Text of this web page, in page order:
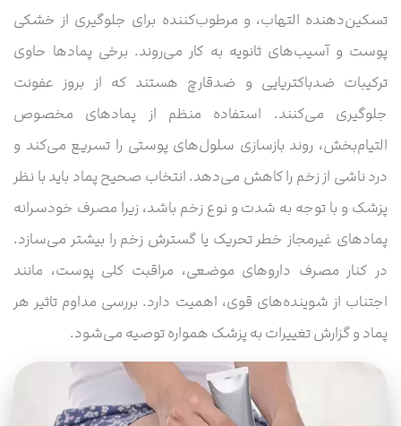
تسکین‌دهنده التهاب، و مرطوب‌کننده برای جلوگیری از خشکی
پوست و آسیب‌های ثانویه به کار می‌روند. برخی پمادها حاوی
ترکیبات ضدباکتریایی و ضدقارچ هستند که از بروز عفونت
جلوگیری می‌کنند. استفاده منظم از پمادهای مخصوص
التیام‌بخش، روند بازسازی سلول‌های پوستی را تسریع می‌کند و
درد ناشی از زخم را کاهش می‌دهد. انتخاب صحیح پماد باید با نظر
پزشک و با توجه به شدت و نوع زخم باشد، زیرا مصرف خودسرانه
پمادهای غیرمجاز خطر تحریک یا گسترش زخم را بیشتر می‌سازد.
در کنار مصرف داروهای موضعی، مراقبت کلی پوست، مانند
اجتناب از شوینده‌های قوی، اهمیت دارد. بررسی مداوم تاثیر هر
پماد و گزارش تغییرات به پزشک همواره توصیه می‌شود.